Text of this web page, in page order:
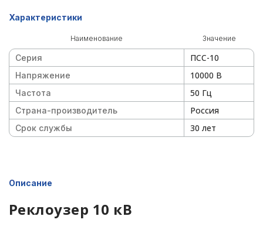
Характеристики
Наименование Значение
Серия ПСС-10
Напряжение 10000 В
Частота 50 Гц
Страна-производитель Россия
Срок службы 30 лет
Описание
Реклоузер 10 кВ